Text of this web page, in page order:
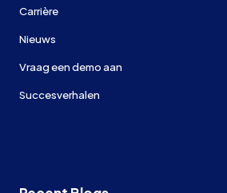
Carrière
Nieuws
Vraag een demo aan
Succesverhalen